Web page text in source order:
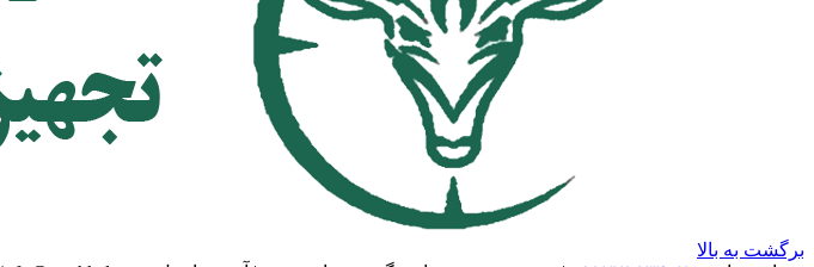
برگشت به بالا